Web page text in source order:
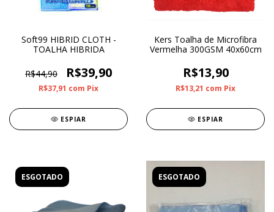
Soft99 HIBRID CLOTH -
TOALHA HIBRIDA
R$44,90 R$39,90
R$37,91 com Pix
ESPIAR
Kers Toalha de Microfibra
Vermelha 300GSM 40x60cm
R$13,90
R$13,21 com Pix
ESPIAR
ESGOTADO ESGOTADO